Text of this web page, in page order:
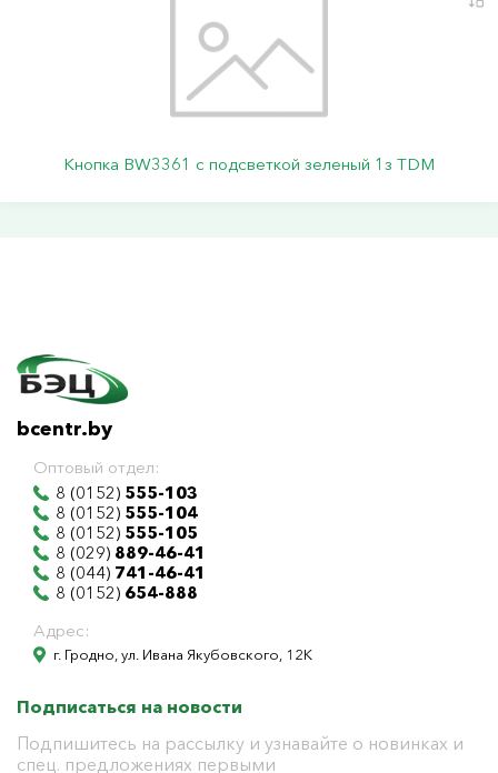
Кнопка BW3361 с подсветкой зеленый 1з TDM
bcentr.by
Оптовый отдел:
8 (0152) 555-103
8 (0152) 555-104
8 (0152) 555-105
8 (029) 889-46-41
8 (044) 741-46-41
8 (0152) 654-888
Адрес:
г. Гродно, ул. Ивана Якубовского, 12К
Подписаться на новости
Подпишитесь на рассылку и узнавайте о новинках и
спец. предложениях первыми